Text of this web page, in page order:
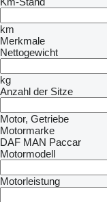
km
Merkmale
Nettogewicht
kg
Anzahl der Sitze
Motor, Getriebe
Motormarke
DAF MAN Paccar
Motormodell
Motorleistung